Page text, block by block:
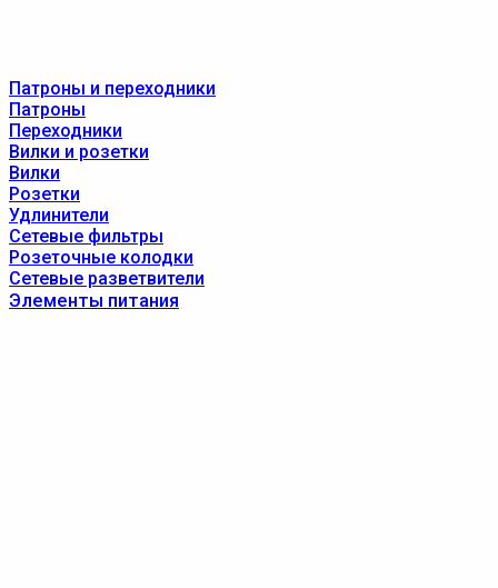
Патроны и переходники
Патроны
Переходники
Вилки и розетки
Вилки
Розетки
Удлинители
Сетевые фильтры
Розеточные колодки
Сетевые разветвители
Элементы питания